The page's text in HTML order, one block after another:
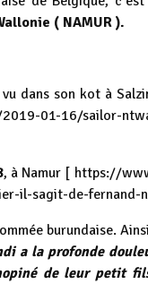
( NAMUR ).
dans son kot à
01-16/sailor-
, à Namur [ https://
il-sagit-de-fernand-
burundaise.
a la profonde
de leur petit